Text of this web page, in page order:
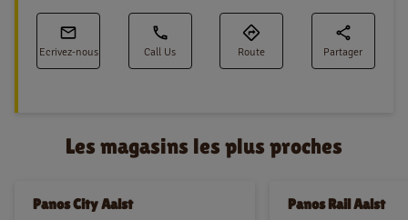
Information juridique
Privacy policy
Ecrivez-nous Call Us Route Partager
Les magasins les plus proches
Panos City Aalst Panos Rail Aalst